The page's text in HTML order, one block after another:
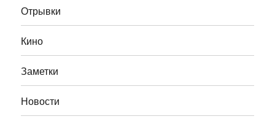
Отрывки
Кино
Заметки
Новости